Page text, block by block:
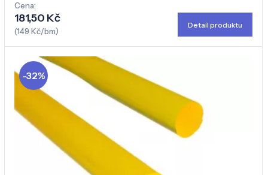
Cena:
181,50 Kč
(149 Kč/bm)
Detail produktu
-32%